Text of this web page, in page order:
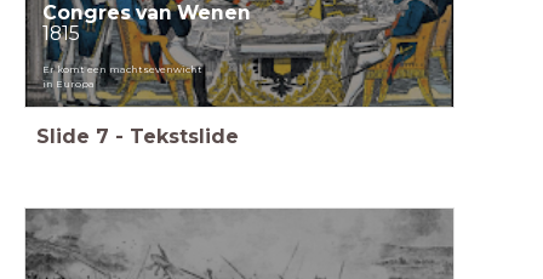
Congres van Wenen
1815
Er komt een machtsevenwicht
in Europa
Slide 7 - Tekstslide